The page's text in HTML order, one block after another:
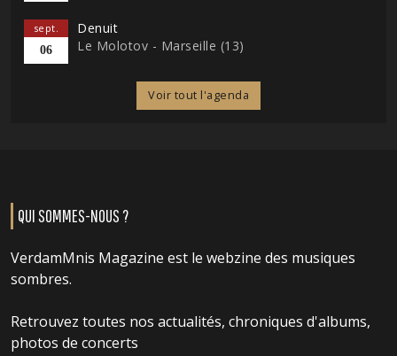
sept.
06
Denuit
Le Molotov - Marseille (13)
Voir tout l'agenda
QUI SOMMES-NOUS ?
VerdamMnis Magazine est le webzine des musiques
sombres.
Retrouvez toutes nos actualités, chroniques d'albums,
photos de concerts